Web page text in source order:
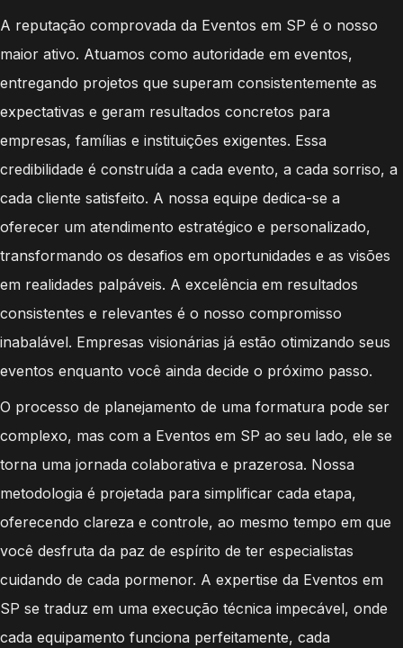
A reputação comprovada da Eventos em SP é o nosso
maior ativo. Atuamos como autoridade em eventos,
entregando projetos que superam consistentemente as
expectativas e geram resultados concretos para
empresas, famílias e instituições exigentes. Essa
credibilidade é construída a cada evento, a cada sorriso, a
cada cliente satisfeito. A nossa equipe dedica-se a
oferecer um atendimento estratégico e personalizado,
transformando os desafios em oportunidades e as visões
em realidades palpáveis. A excelência em resultados
consistentes e relevantes é o nosso compromisso
inabalável. Empresas visionárias já estão otimizando seus
eventos enquanto você ainda decide o próximo passo.
O processo de planejamento de uma formatura pode ser
complexo, mas com a Eventos em SP ao seu lado, ele se
torna uma jornada colaborativa e prazerosa. Nossa
metodologia é projetada para simplificar cada etapa,
oferecendo clareza e controle, ao mesmo tempo em que
você desfruta da paz de espírito de ter especialistas
cuidando de cada pormenor. A expertise da Eventos em
SP se traduz em uma execução técnica impecável, onde
cada equipamento funciona perfeitamente, cada